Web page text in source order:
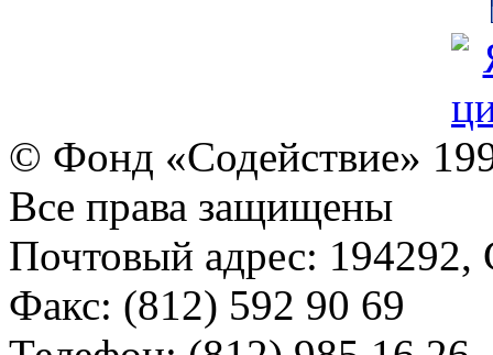
© Фонд «Содействие»
Все права защищены
Почтовый адрес: 194292,
Факс: (812) 592 90 69